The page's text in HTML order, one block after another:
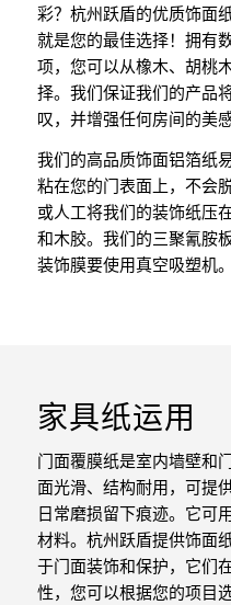
彩？杭州跃盾的优质饰面纸
就是您的最佳选择！拥有
项，您可以从橡木、胡桃
择。我们保证我们的产品
叹，并增强任何房间的美感
我们的高品质饰面铝箔纸
粘在您的门表面上，不会
或人工将我们的装饰纸压
和木胶。我们的三聚氰胺
装饰膜要使用真空吸塑机。
家具纸运用
门面覆膜纸是室内墙壁和
面光滑、结构耐用，可提
日常磨损留下痕迹。它可
材料。杭州跃盾提供饰面
于门面装饰和保护，它们
性，您可以根据您的项目